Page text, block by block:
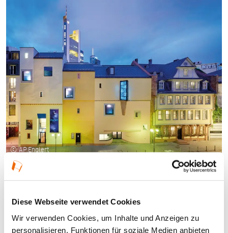
Diese Webseite verwendet Cookies
Wir verwenden Cookies, um Inhalte und Anzeigen zu
personalisieren, Funktionen für soziale Medien anbieten
© AP.Englert